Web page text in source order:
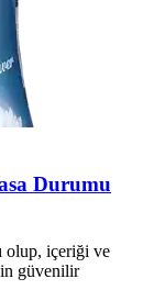
Durumu
olup, içeriği ve
güvenilir